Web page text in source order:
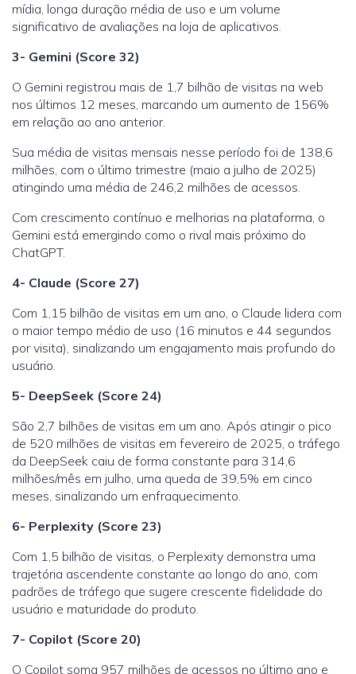
mídia, longa duração média de uso e um volume
significativo de avaliações na loja de aplicativos.
3- Gemini (Score 32)
O Gemini registrou mais de 1,7 bilhão de visitas na web
nos últimos 12 meses, marcando um aumento de 156%
em relação ao ano anterior.
Sua média de visitas mensais nesse período foi de 138,6
milhões, com o último trimestre (maio a julho de 2025)
atingindo uma média de 246,2 milhões de acessos.
Com crescimento contínuo e melhorias na plataforma, o
Gemini está emergindo como o rival mais próximo do
ChatGPT.
4- Claude (Score 27)
Com 1,15 bilhão de visitas em um ano, o Claude lidera com
o maior tempo médio de uso (16 minutos e 44 segundos
por visita), sinalizando um engajamento mais profundo do
usuário.
5- DeepSeek (Score 24)
São 2,7 bilhões de visitas em um ano. Após atingir o pico
de 520 milhões de visitas em fevereiro de 2025, o tráfego
da DeepSeek caiu de forma constante para 314,6
milhões/mês em julho, uma queda de 39,5% em cinco
meses, sinalizando um enfraquecimento.
6- Perplexity (Score 23)
Com 1,5 bilhão de visitas, o Perplexity demonstra uma
trajetória ascendente constante ao longo do ano, com
padrões de tráfego que sugere crescente fidelidade do
usuário e maturidade do produto.
7- Copilot (Score 20)
O Copilot soma 957 milhões de acessos no último ano e